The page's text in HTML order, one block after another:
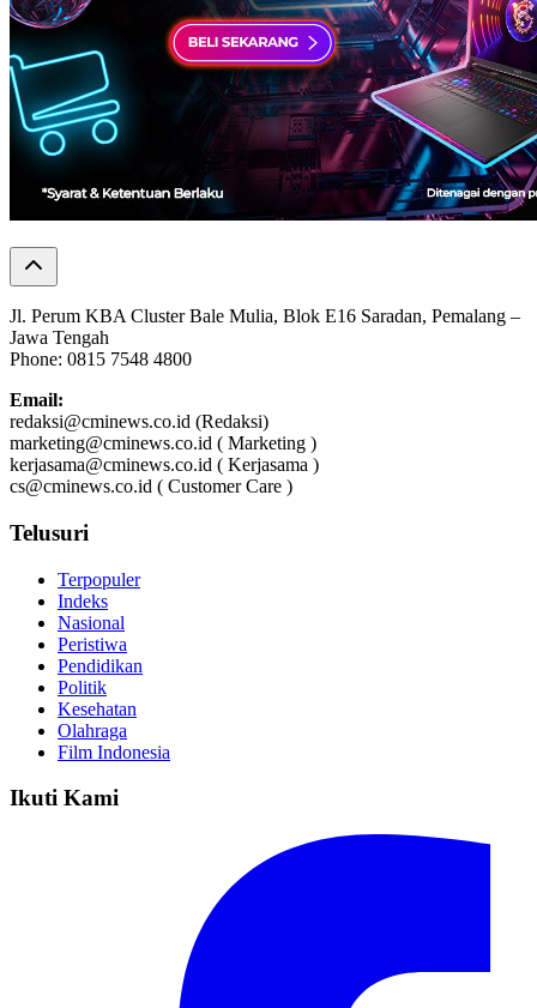
Jl. Perum KBA Cluster Bale Mulia, Blok E16 Saradan, Pemalang –
Jawa Tengah
Phone: 0815 7548 4800
Email:
redaksi@cminews.co.id (Redaksi)
marketing@cminews.co.id ( Marketing )
kerjasama@cminews.co.id ( Kerjasama )
cs@cminews.co.id ( Customer Care )
Telusuri
Terpopuler
Indeks
Nasional
Peristiwa
Pendidikan
Politik
Kesehatan
Olahraga
Film Indonesia
Ikuti Kami